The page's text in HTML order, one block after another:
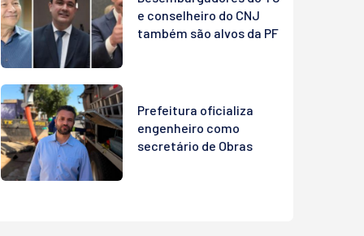
e conselheiro do CNJ
também são alvos da PF
Prefeitura oficializa
engenheiro como
secretário de Obras